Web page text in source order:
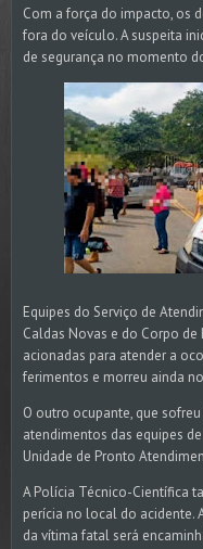
Com a força do impacto, os
fora do veículo. A suspeita
de segurança no momento
Equipes do Serviço de
Caldas Novas e do Corpo
acionadas para atender a
ferimentos e morreu ainda
O outro ocupante, que
atendimentos das equipes
Unidade de Pronto
A Polícia Técnico-Científica
perícia no local do acidente.
da vítima fatal será